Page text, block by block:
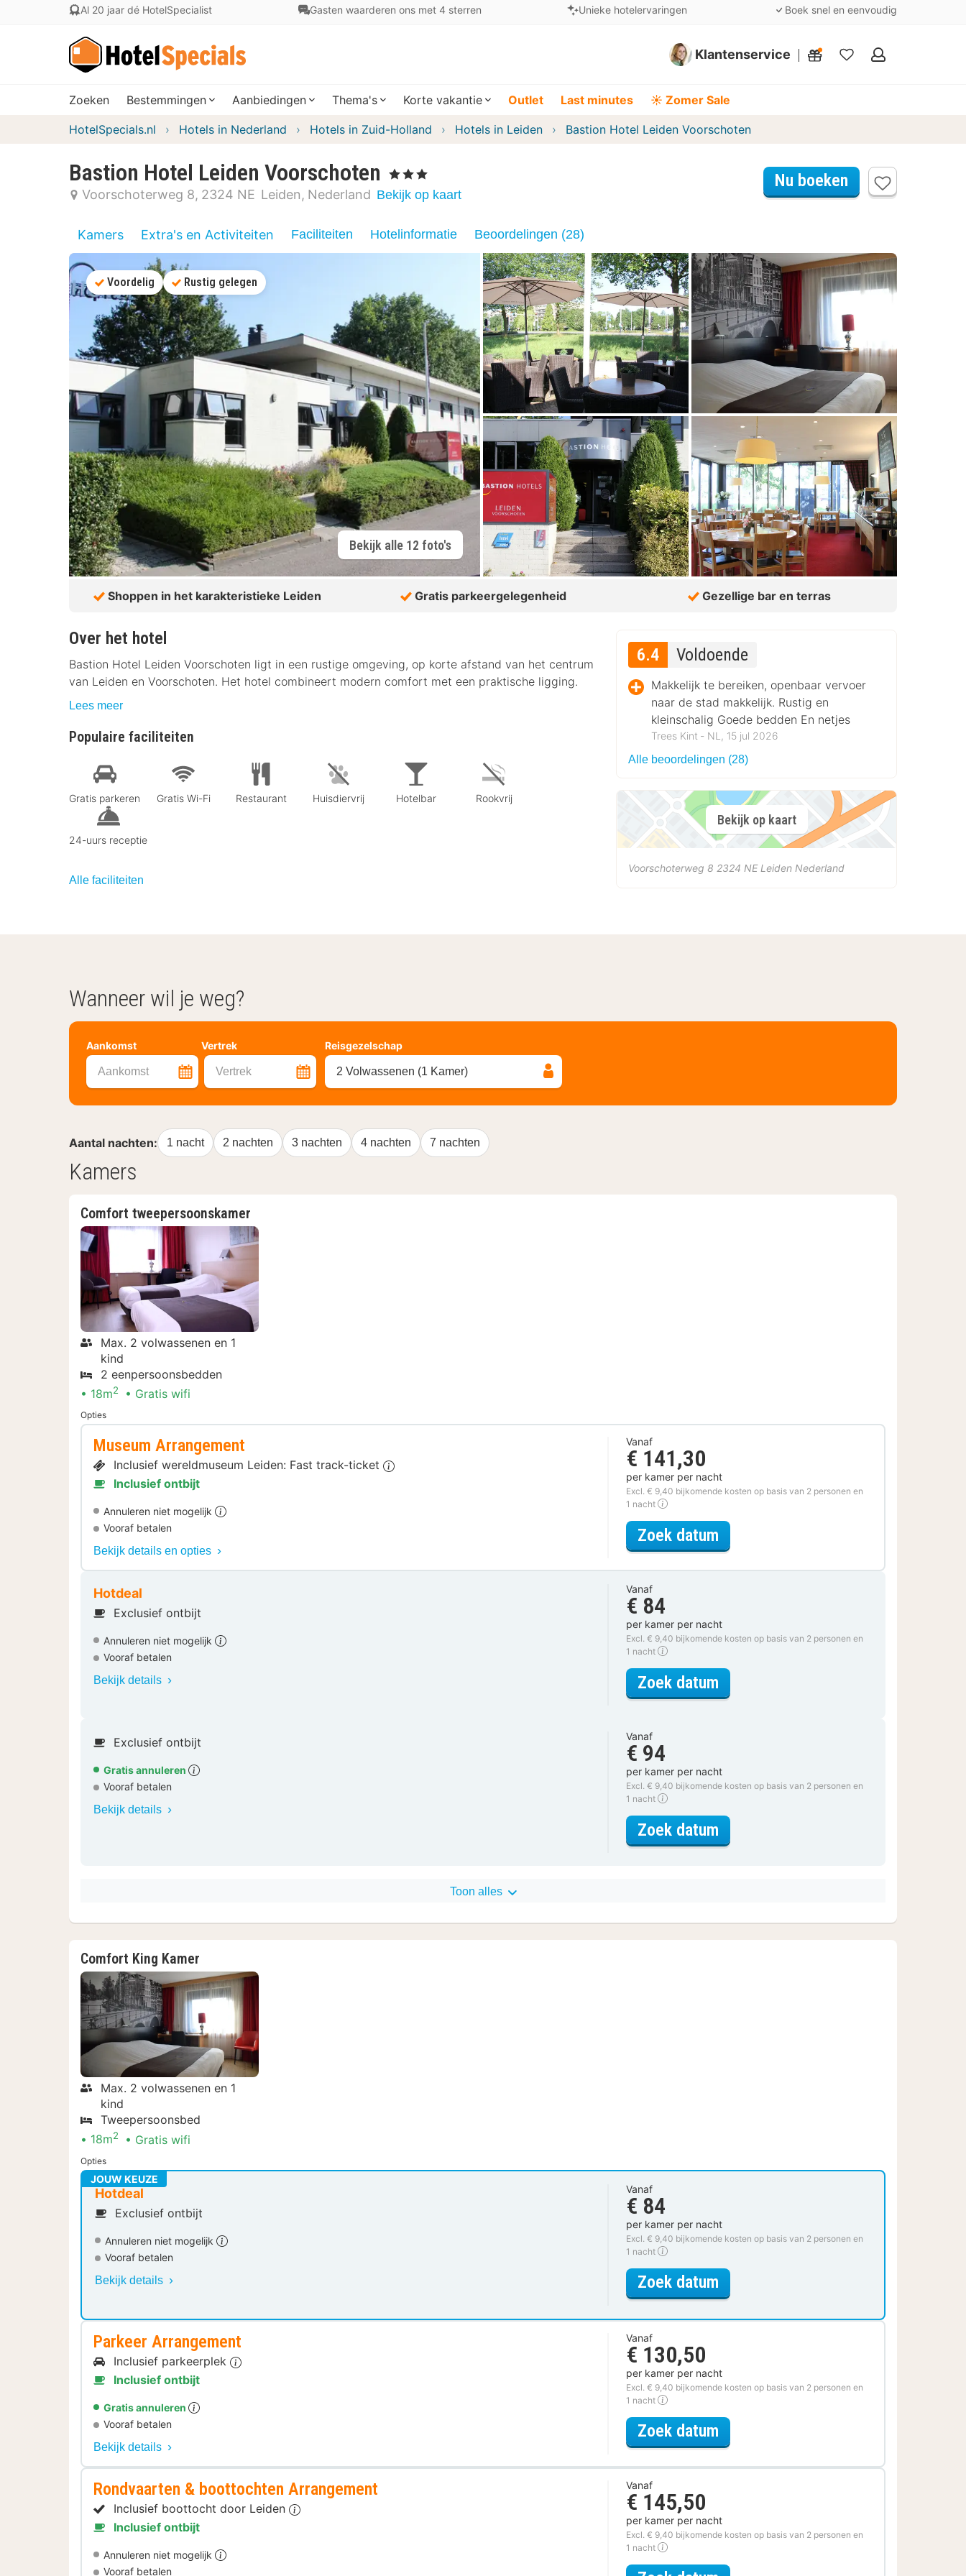
Al 20 jaar dé HotelSpecialist Gasten waarderen ons met 4 sterren Unieke hotelervaringen Boek snel en eenvoudig
Klantenservice
Mijn
Zoeken Bestemmingen Aanbiedingen Thema's Korte vakantie Outlet Last minutes ☀️ Zomer Sale
HotelSpecials.nl Hotels in Nederland Hotels in Zuid-Holland Hotels in Leiden Bastion Hotel Leiden Voorschoten
Bastion Hotel Leiden Voorschoten , 3 Sterren
Voorschoterweg 8 2324 NE Leiden Nederland Bekijk op kaart
Nu boeken
Kamers Extra's en Activiteiten Faciliteiten Hotelinformatie Beoordelingen (28)
Bekijk alle 12 foto's
Voordelig Rustig gelegen
Shoppen in het karakteristieke Leiden Gratis parkeergelegenheid Gezellige bar en terras
Over het hotel
Bastion Hotel Leiden Voorschoten ligt in een rustige omgeving, op korte afstand van het centrum
van Leiden en Voorschoten. Het hotel combineert modern comfort met een praktische ligging.
Lees meer
Populaire faciliteiten
Gratis parkeren Gratis Wi-Fi Restaurant Huisdiervrij Hotelbar Rookvrij
24-uurs receptie
Alle faciliteiten
6.4 Voldoende
Makkelijk te bereiken, openbaar vervoer
naar de stad makkelijk. Rustig en
kleinschalig Goede bedden En netjes
Trees Kint ‐ NL, 15 jul 2026
Alle beoordelingen (28)
Bekijk op kaart
Voorschoterweg 8 2324 NE Leiden Nederland
Wanneer wil je weg?
Aankomst Vertrek
Aankomst Vertrek
Reisgezelschap
2 Volwassenen (1 Kamer)
Aantal nachten: 1 nacht 2 nachten 3 nachten 4 nachten 7 nachten
Kamers
Comfort tweepersoonskamer
Max. 2 volwassenen en 1
kind
2 eenpersoonsbedden
18m2 Gratis wifi
Opties
Museum Arrangement
Inclusief wereldmuseum Leiden: Fast track-ticket
Inclusief ontbijt
Annuleren niet mogelijk
Vooraf betalen
Bekijk details en opties
Vanaf
€ 141,30
per kamer per nacht
Excl. € 9,40 bijkomende kosten op basis van 2 personen en
1 nacht
Zoek datum
Hotdeal
Exclusief ontbijt
Annuleren niet mogelijk
Vooraf betalen
Bekijk details
Vanaf
€ 84
per kamer per nacht
Excl. € 9,40 bijkomende kosten op basis van 2 personen en
1 nacht
Zoek datum
Exclusief ontbijt
Gratis annuleren
Vooraf betalen
Bekijk details
Vanaf
€ 94
per kamer per nacht
Excl. € 9,40 bijkomende kosten op basis van 2 personen en
1 nacht
Zoek datum
Toon alles
Comfort King Kamer
Max. 2 volwassenen en 1
kind
Tweepersoonsbed
18m2 Gratis wifi
Opties
JOUW KEUZE
Hotdeal
Exclusief ontbijt
Annuleren niet mogelijk
Vooraf betalen
Bekijk details
Vanaf
€ 84
per kamer per nacht
Excl. € 9,40 bijkomende kosten op basis van 2 personen en
1 nacht
Zoek datumvoor Comfort King Kamer
Parkeer Arrangement
Inclusief parkeerplek
Inclusief ontbijt
Gratis annuleren
Vooraf betalen
Bekijk details
Vanaf
€ 130,50
per kamer per nacht
Excl. € 9,40 bijkomende kosten op basis van 2 personen en
1 nacht
Zoek datum
Rondvaarten & boottochten Arrangement
Inclusief boottocht door Leiden
Inclusief ontbijt
Annuleren niet mogelijk
Vooraf betalen
Vanaf
€ 145,50
per kamer per nacht
Excl. € 9,40 bijkomende kosten op basis van 2 personen en
1 nacht